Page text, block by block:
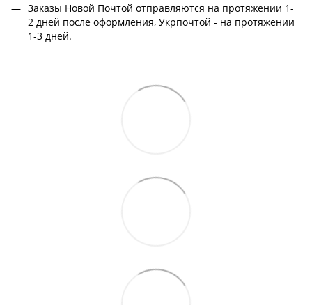
Заказы Новой Почтой отправляются на протяжении 1-
2 дней после оформления, Укрпочтой - на протяжении
1-3 дней.